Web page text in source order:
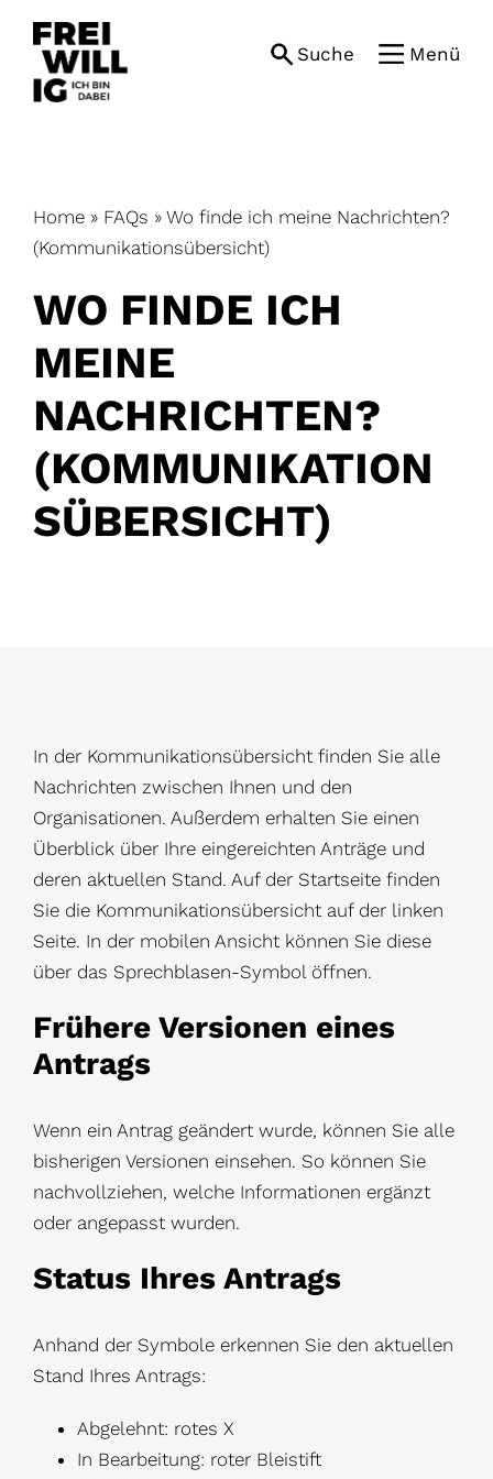
content
Suche Menü
Home » FAQs » Wo finde ich meine Nachrichten?
(Kommunikationsübersicht)
WO FINDE ICH
MEINE
NACHRICHTEN?
(KOMMUNIKATION
SÜBERSICHT)
D
e
t
a
i
l
s
In der Kommunikationsübersicht finden Sie alle
Nachrichten zwischen Ihnen und den
Organisationen. Außerdem erhalten Sie einen
Überblick über Ihre eingereichten Anträge und
deren aktuellen Stand. Auf der Startseite finden
Sie die Kommunikationsübersicht auf der linken
Seite. In der mobilen Ansicht können Sie diese
über das Sprechblasen-Symbol öffnen.
Frühere Versionen eines
Antrags
Wenn ein Antrag geändert wurde, können Sie alle
bisherigen Versionen einsehen. So können Sie
nachvollziehen, welche Informationen ergänzt
oder angepasst wurden.
Status Ihres Antrags
Anhand der Symbole erkennen Sie den aktuellen
Stand Ihres Antrags:
Abgelehnt: rotes X
In Bearbeitung: roter Bleistift